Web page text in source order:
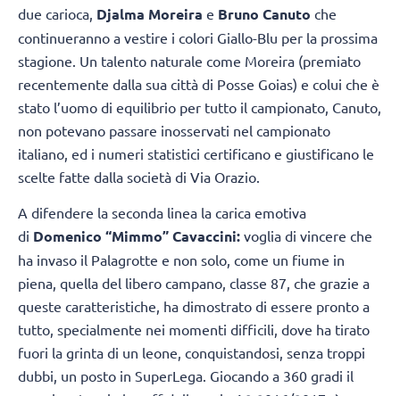
due carioca, Djalma Moreira e Bruno Canuto che
continueranno a vestire i colori Giallo-Blu per la prossima
stagione. Un talento naturale come Moreira (premiato
recentemente dalla sua città di Posse Goias) e colui che è
stato l’uomo di equilibrio per tutto il campionato, Canuto,
non potevano passare inosservati nel campionato
italiano, ed i numeri statistici certificano e giustificano le
scelte fatte dalla società di Via Orazio.
A difendere la seconda linea la carica emotiva
di Domenico “Mimmo” Cavaccini: voglia di vincere che
ha invaso il Palagrotte e non solo, come un fiume in
piena, quella del libero campano, classe 87, che grazie a
queste caratteristiche, ha dimostrato di essere pronto a
tutto, specialmente nei momenti difficili, dove ha tirato
fuori la grinta di un leone, conquistandosi, senza troppi
dubbi, un posto in SuperLega. Giocando a 360 gradi il